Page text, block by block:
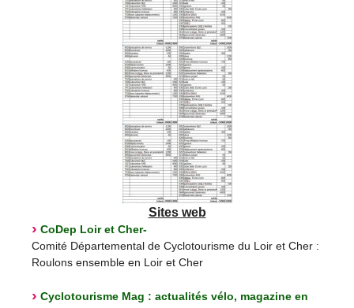
Sites web
CoDep Loir et Cher-
Comité Départemental de Cyclotourisme du Loir et Cher :
Roulons ensemble en Loir et Cher
Cyclotourisme Mag : actualités vélo, magazine en